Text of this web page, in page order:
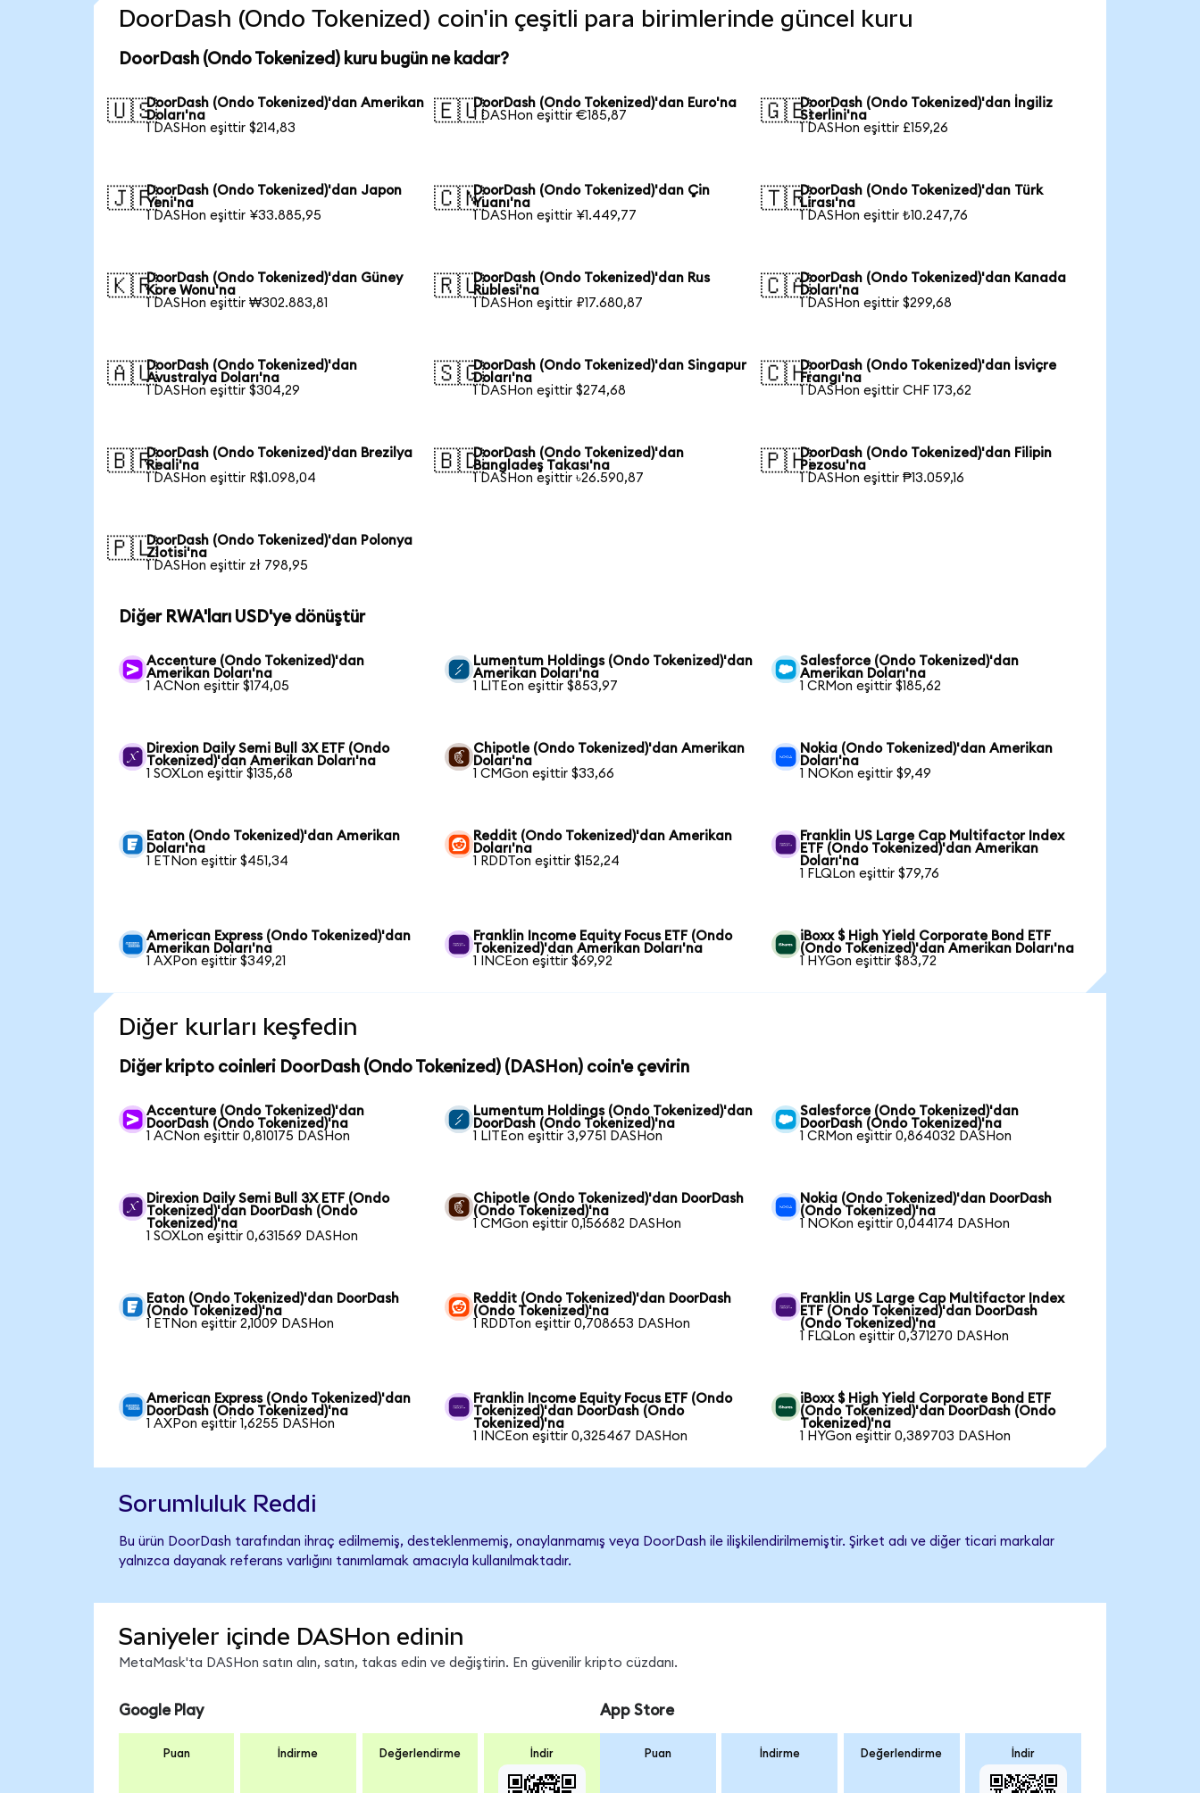
DoorDash (Ondo Tokenized) coin'in çeşitli para birimlerinde güncel kuru
DoorDash (Ondo Tokenized) kuru bugün ne kadar?
🇺🇸DoorDash (Ondo Tokenized)'dan Amerikan
Doları'na
1 DASHon eşittir $214,83
🇪🇺DoorDash (Ondo Tokenized)'dan Euro'na
1 DASHon eşittir €185,87
🇬🇧DoorDash (Ondo Tokenized)'dan İngiliz
Sterlini'na
1 DASHon eşittir £159,26
🇯🇵DoorDash (Ondo Tokenized)'dan Japon
Yeni'na
1 DASHon eşittir ¥33.885,95
🇨🇳DoorDash (Ondo Tokenized)'dan Çin
Yuanı'na
1 DASHon eşittir ¥1.449,77
🇹🇷DoorDash (Ondo Tokenized)'dan Türk
Lirası'na
1 DASHon eşittir ₺10.247,76
🇰🇷DoorDash (Ondo Tokenized)'dan Güney
Kore Wonu'na
1 DASHon eşittir ₩302.883,81
🇷🇺DoorDash (Ondo Tokenized)'dan Rus
Rublesi'na
1 DASHon eşittir ₽17.680,87
🇨🇦DoorDash (Ondo Tokenized)'dan Kanada
Doları'na
1 DASHon eşittir $299,68
🇦🇺DoorDash (Ondo Tokenized)'dan
Avustralya Doları'na
1 DASHon eşittir $304,29
🇸🇬DoorDash (Ondo Tokenized)'dan Singapur
Doları'na
1 DASHon eşittir $274,68
🇨🇭DoorDash (Ondo Tokenized)'dan İsviçre
Frangı'na
1 DASHon eşittir CHF 173,62
🇧🇷DoorDash (Ondo Tokenized)'dan Brezilya
Reali'na
1 DASHon eşittir R$1.098,04
🇧🇩DoorDash (Ondo Tokenized)'dan
Bangladeş Takası'na
1 DASHon eşittir ৳26.590,87
🇵🇭DoorDash (Ondo Tokenized)'dan Filipin
Pezosu'na
1 DASHon eşittir ₱13.059,16
🇵🇱DoorDash (Ondo Tokenized)'dan Polonya
Zlotisi'na
1 DASHon eşittir zł 798,95
Diğer RWA'ları USD'ye dönüştür
Accenture (Ondo Tokenized)'dan
Amerikan Doları'na
1 ACNon eşittir $174,05
Lumentum Holdings (Ondo Tokenized)'dan
Amerikan Doları'na
1 LITEon eşittir $853,97
Salesforce (Ondo Tokenized)'dan
Amerikan Doları'na
1 CRMon eşittir $185,62
Direxion Daily Semi Bull 3X ETF (Ondo
Tokenized)'dan Amerikan Doları'na
1 SOXLon eşittir $135,68
Chipotle (Ondo Tokenized)'dan Amerikan
Doları'na
1 CMGon eşittir $33,66
Nokia (Ondo Tokenized)'dan Amerikan
Doları'na
1 NOKon eşittir $9,49
Eaton (Ondo Tokenized)'dan Amerikan
Doları'na
1 ETNon eşittir $451,34
Reddit (Ondo Tokenized)'dan Amerikan
Doları'na
1 RDDTon eşittir $152,24
Franklin US Large Cap Multifactor Index
ETF (Ondo Tokenized)'dan Amerikan
Doları'na
1 FLQLon eşittir $79,76
American Express (Ondo Tokenized)'dan
Amerikan Doları'na
1 AXPon eşittir $349,21
Franklin Income Equity Focus ETF (Ondo
Tokenized)'dan Amerikan Doları'na
1 INCEon eşittir $69,92
iBoxx $ High Yield Corporate Bond ETF
(Ondo Tokenized)'dan Amerikan Doları'na
1 HYGon eşittir $83,72
Diğer kurları keşfedin
Diğer kripto coinleri DoorDash (Ondo Tokenized) (DASHon) coin'e çevirin
Accenture (Ondo Tokenized)'dan
DoorDash (Ondo Tokenized)'na
1 ACNon eşittir 0,810175 DASHon
Lumentum Holdings (Ondo Tokenized)'dan
DoorDash (Ondo Tokenized)'na
1 LITEon eşittir 3,9751 DASHon
Salesforce (Ondo Tokenized)'dan
DoorDash (Ondo Tokenized)'na
1 CRMon eşittir 0,864032 DASHon
Direxion Daily Semi Bull 3X ETF (Ondo
Tokenized)'dan DoorDash (Ondo
Tokenized)'na
1 SOXLon eşittir 0,631569 DASHon
Chipotle (Ondo Tokenized)'dan DoorDash
(Ondo Tokenized)'na
1 CMGon eşittir 0,156682 DASHon
Nokia (Ondo Tokenized)'dan DoorDash
(Ondo Tokenized)'na
1 NOKon eşittir 0,044174 DASHon
Eaton (Ondo Tokenized)'dan DoorDash
(Ondo Tokenized)'na
1 ETNon eşittir 2,1009 DASHon
Reddit (Ondo Tokenized)'dan DoorDash
(Ondo Tokenized)'na
1 RDDTon eşittir 0,708653 DASHon
Franklin US Large Cap Multifactor Index
ETF (Ondo Tokenized)'dan DoorDash
(Ondo Tokenized)'na
1 FLQLon eşittir 0,371270 DASHon
American Express (Ondo Tokenized)'dan
DoorDash (Ondo Tokenized)'na
1 AXPon eşittir 1,6255 DASHon
Franklin Income Equity Focus ETF (Ondo
Tokenized)'dan DoorDash (Ondo
Tokenized)'na
1 INCEon eşittir 0,325467 DASHon
iBoxx $ High Yield Corporate Bond ETF
(Ondo Tokenized)'dan DoorDash (Ondo
Tokenized)'na
1 HYGon eşittir 0,389703 DASHon
Sorumluluk Reddi
Bu ürün DoorDash tarafından ihraç edilmemiş, desteklenmemiş, onaylanmamış veya DoorDash ile ilişkilendirilmemiştir. Şirket adı ve diğer ticari markalar
yalnızca dayanak referans varlığını tanımlamak amacıyla kullanılmaktadır.
Saniyeler içinde DASHon edinin
MetaMask'ta DASHon satın alın, satın, takas edin ve değiştirin. En güvenilir kripto cüzdanı.
Google Play
Puan İndirme Değerlendirme İndir
App Store
Puan İndirme Değerlendirme İndir